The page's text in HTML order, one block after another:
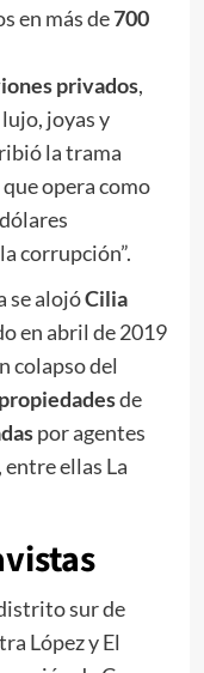
en más de700
privados,
joyas y
la trama
opera como
corrupción”.
se alojóCilia
en abril de 2019
colapso del
propiedadesde
por agentes
ellas La
sur de
López y El